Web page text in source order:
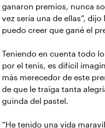
ganaron premios, nunca
vez sería una de ellas”, dijo
puedo creer que gané el
Teniendo en cuenta todo
por el tenis, es difícil
más merecedor de este
de que le traiga tanta
guinda del pastel.
“He tenido una vida